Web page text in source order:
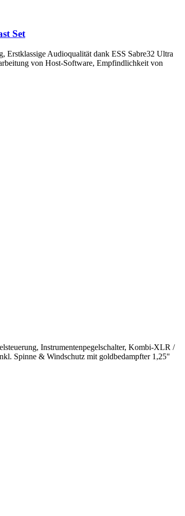
Set
Audioqualität dank ESS Sabre32 Ultra
von Host-Software, Empfindlichkeit von
Instrumentenpegelschalter, Kombi-XLR /
Spinne & Windschutz mit goldbedampfter 1,25"